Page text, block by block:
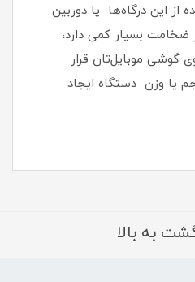
از این درگاه‌ها یا دوربین
ضخامت بسیار کمی دارد،
گوشی موبایل‌تان قرار
یا وزن دستگاه ایجاد
به بالا